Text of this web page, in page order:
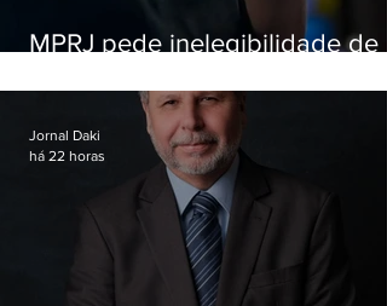
MPRJ pede inelegibilidade de
Jornal Daki
há 22 horas